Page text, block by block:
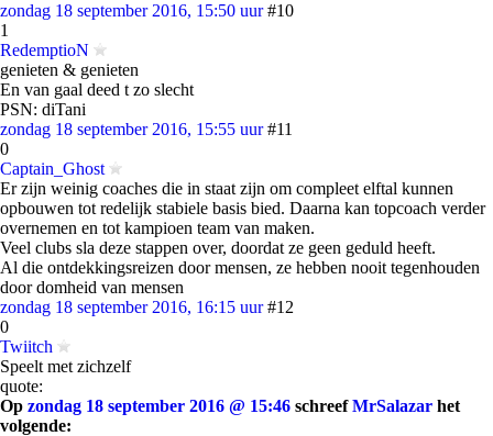
zondag 18 september 2016, 15:50 uur #10
1
RedemptioN
genieten & genieten
En van gaal deed t zo slecht
PSN: diTani
zondag 18 september 2016, 15:55 uur #11
0
Captain_Ghost
Er zijn weinig coaches die in staat zijn om compleet elftal kunnen
opbouwen tot redelijk stabiele basis bied. Daarna kan topcoach verder
overnemen en tot kampioen team van maken.
Veel clubs sla deze stappen over, doordat ze geen geduld heeft.
Al die ontdekkingsreizen door mensen, ze hebben nooit tegenhouden
door domheid van mensen
zondag 18 september 2016, 16:15 uur #12
0
Twiitch
Speelt met zichzelf
quote:
Op zondag 18 september 2016 @ 15:46 schreefMrSalazar het
volgende: